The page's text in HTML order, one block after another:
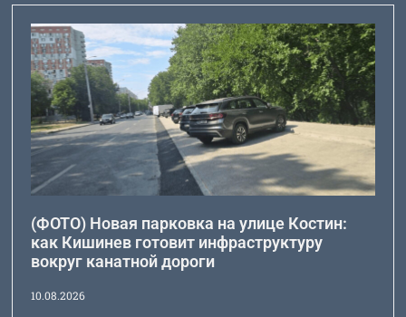
(ФОТО) Новая парковка на улице Костин:
как Кишинев готовит инфраструктуру
вокруг канатной дороги
10.08.2026